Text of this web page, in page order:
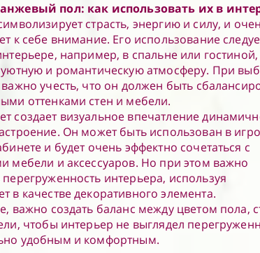
пол: как использовать их в
страсть, энергию и силу, и
к себе внимание. Его использование
например, в спальне или гостиной,
уютную и романтическую атмосферу. При
учесть, что он должен быть
оттенками стен и мебели.
создает визуальное впечатление
Он может быть использован в
и будет очень эффектно сочетаться с
мебели и аксессуаров. Но при этом важно
перегруженность интерьера, используя
в качестве декоративного элемента.
важно создать баланс между цветом пола,
чтобы интерьер не выглядел
удобным и комфортным.